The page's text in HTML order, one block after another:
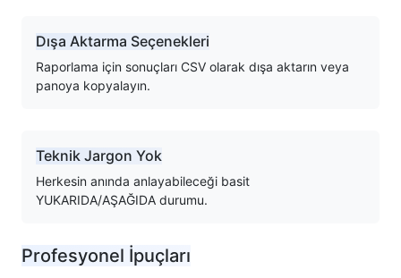
Dışa Aktarma Seçenekleri
Raporlama için sonuçları CSV olarak dışa aktarın veya
panoya kopyalayın.
Teknik Jargon Yok
Herkesin anında anlayabileceği basit
YUKARIDA/AŞAĞIDA durumu.
Profesyonel İpuçları